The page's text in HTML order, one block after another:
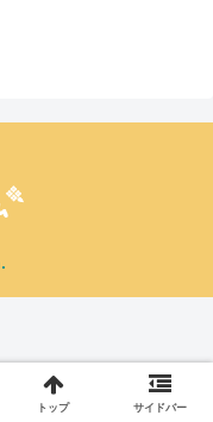
トップ サイドバー